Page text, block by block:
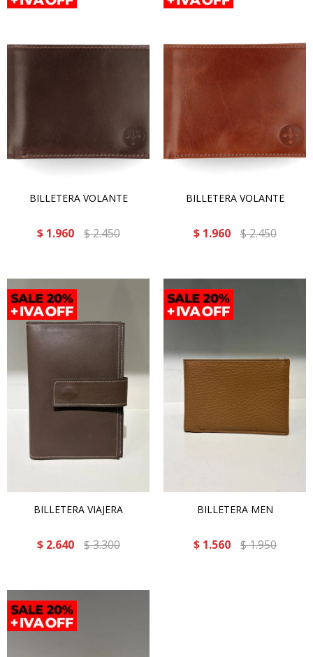
BILLETERA VOLANTE
$ 1.960 $2.450
BILLETERA VOLANTE
$ 1.960 $2.450
BILLETERA VIAJERA
$ 2.640 $3.300
BILLETERA MEN
$ 1.560 $1.950